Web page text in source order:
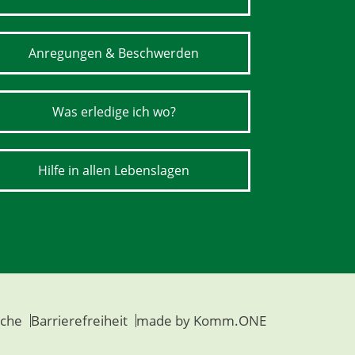
Anregungen & Beschwerden
Was erledige ich wo?
Hilfe in allen Lebenslagen
Barrierefreiheit made by Komm.ONE